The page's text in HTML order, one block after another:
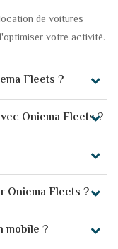
de voitures
votre activité.
Fleets ?
Oniema Fleets ?
Oniema Fleets ?
mobile ?